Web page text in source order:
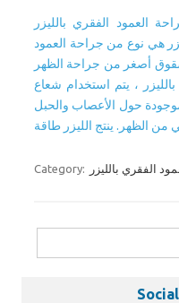
العمود الفقري بالليزر
هي نوع من جراحة العمود
أصغر من جراحة الظهر
، يتم استخدام شعاع
حول الأعصاب والحبل
Category: الفقري بالليزر
for: